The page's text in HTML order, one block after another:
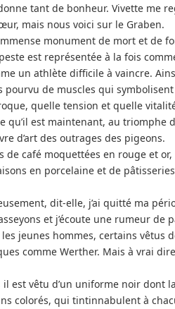
tant de bonheur. Vivette me
mais nous voici sur le Graben.
monument de mort et de
est représentée à la fois
un athlète difficile à vaincre.
pourvu de muscles qui
quelle tension et quelle
qu’il est maintenant, au triomphe
d’art des outrages des pigeons.
de café moquettées en rouge et
en porcelaine et de
dit-elle, j’ai quitté ma
et j’écoute une rumeur de
jeunes hommes, certains vêtus
comme Werther. Mais à vrai
est vêtu d’un uniforme noir dont
colorés, qui tintinnabulent à